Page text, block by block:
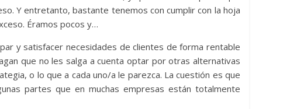
Y entretanto, bastante tenemos con cumplir con la hoja
Éramos pocos y…
y satisfacer necesidades de clientes de forma rentable
que no les salga a cuenta optar por otras alternativas
o lo que a cada uno/a le parezca. La cuestión es que
partes que en muchas empresas están totalmente